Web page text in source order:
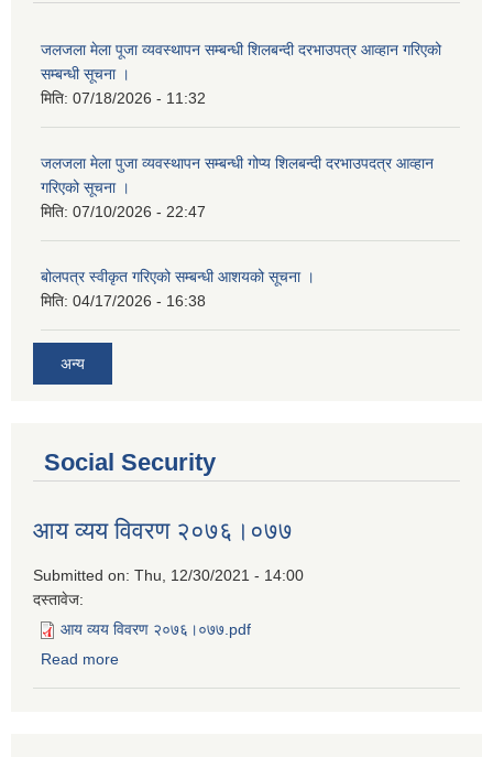
जलजला मेला पूजा व्यवस्थापन सम्बन्धी शिलबन्दी दरभाउपत्र आव्हान गरिएको
सम्बन्धी सूचना ।
मिति: 07/18/2026 - 11:32
जलजला मेला पुजा व्यवस्थापन सम्बन्धी गोप्य शिलबन्दी दरभाउपदत्र आव्हान
गरिएको सूचना ।
मिति: 07/10/2026 - 22:47
बोलपत्र स्वीकृत गरिएको सम्बन्धी आशयको सूचना ।
मिति: 04/17/2026 - 16:38
अन्य
Social Security
आय व्यय विवरण २०७६।०७७
Submitted on: Thu, 12/30/2021 - 14:00
दस्तावेज:
आय व्यय विवरण २०७६।०७७.pdf
Read more